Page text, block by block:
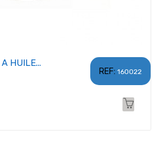
REF: 160022
HUILE...